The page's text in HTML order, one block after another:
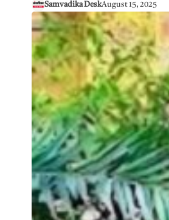
Samvadika DeskAugust 15, 2025